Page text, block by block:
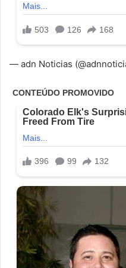
— adn Noticias